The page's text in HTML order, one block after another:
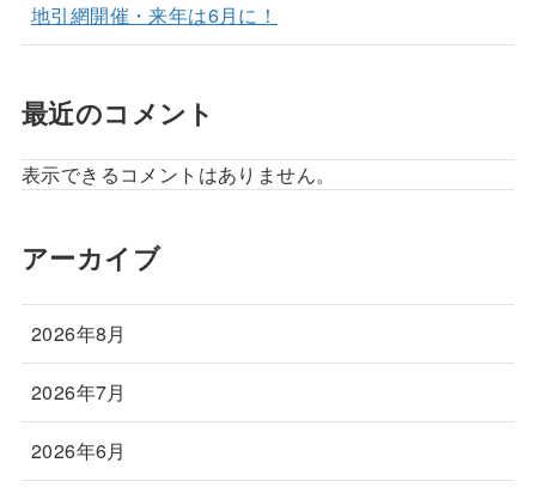
地引網開催・来年は6月に！
最近のコメント
表示できるコメントはありません。
アーカイブ
2026年8月
2026年7月
2026年6月